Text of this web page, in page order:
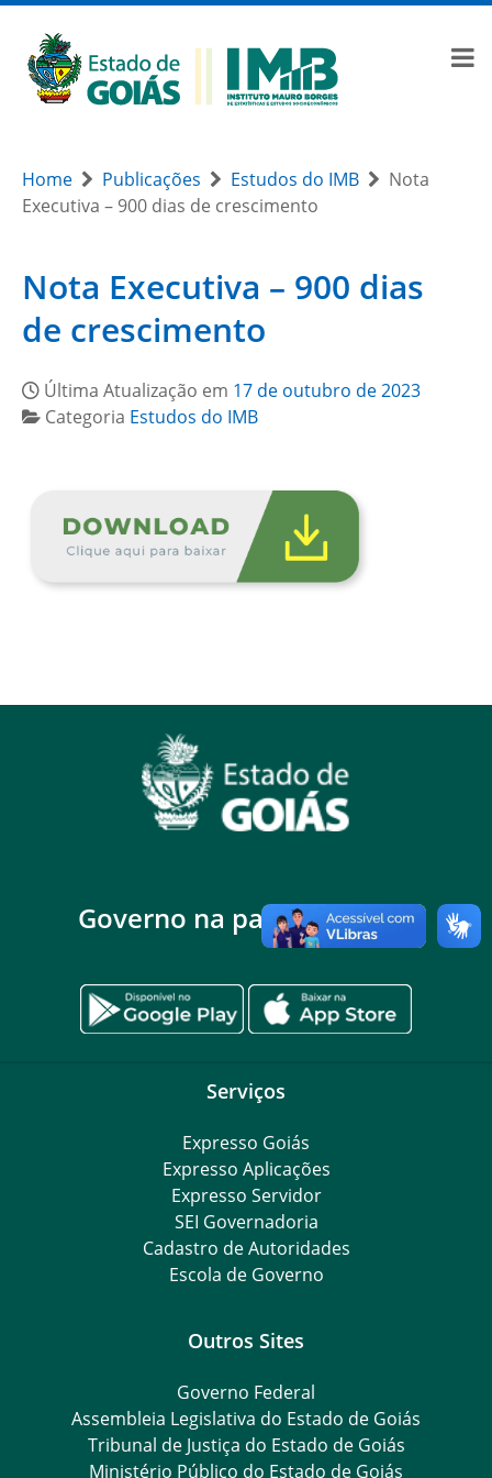
Home Publicações Estudos do IMB
Nota
Executiva – 900 dias de crescimento
Nota Executiva – 900 dias
de crescimento
Última Atualização em 17 de outubro de 2023
Categoria Estudos do IMB
Governo na palma da mão
Serviços
Expresso Goiás
Expresso Aplicações
Expresso Servidor
SEI Governadoria
Cadastro de Autoridades
Escola de Governo
Outros Sites
Governo Federal
Assembleia Legislativa do Estado de Goiás
Tribunal de Justiça do Estado de Goiás
Ministério Público do Estado de Goiás